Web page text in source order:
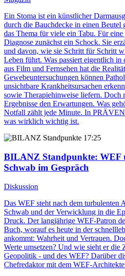
Ein Stoma ist ein künstlicher
durch die Bauchdecke in einen
das Thema für viele ein Tabu. Für
Diagnose zunächst ein Schock. Sie
und davon, wie sie Schritt für Schritt
Leben führt. Was passiert eigentlich
aus Film und Fernsehen hat die
Gewebeuntersuchungen können
unsichtbare Krankheitsursachen
sowie Therapiehinweise liefern. Doch
Ergebnisse den Erwartungen. Was
Notfall zählt jede Minute. In
was wirklich wichtig ist.
17:25
BILANZ Standpunkte: WEF
Schwab im Gespräch
Diskussion
Das WEF steht nach dem turbulenten
Schwab und der Verwicklung in die
Druck. Der langjährige WEF-Patron
Buch, worauf es heute in der
ankommt: Wahrheit und Vertrauen.
Werte umsetzen? Und wie sieht er die
Geopolitik - und des WEF? Darüber
Chefredaktor mit dem WEF-